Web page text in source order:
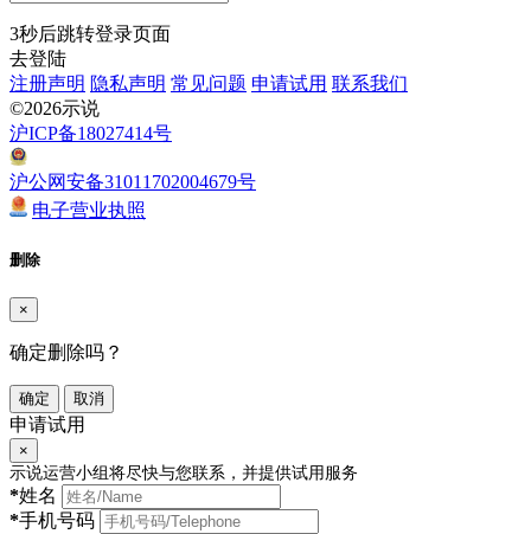
3秒后跳转登录页面
去登陆
注册声明 隐私声明 常见问题 申请试用 联系我们
©2026示说
沪ICP备18027414号
沪公网安备31011702004679号
电子营业执照
删除
×
确定删除吗？
确定 取消
申请试用
×
示说运营小组将尽快与您联系，并提供试用服务
*姓名
*手机号码